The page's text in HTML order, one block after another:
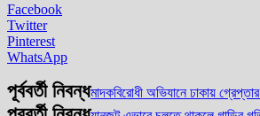
Facebook
Twitter
Pinterest
WhatsApp
পূর্ববর্তী নিবন্ধমাদকবিরোধী অভিযানে ঢাকায়